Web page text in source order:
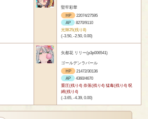
堅牢彩華
HP
22074/27595
AP
8270/9110
光輝25(残り8)
(-3.50, -2.50, 0.00)
矢都花 リリー(p3p006541)
ゴールデンラバール
HP
21472/30136
AP
4360/4670
重圧(残り4) 奈落(残り4) 猛毒(残り4) 呪
縛(残り4)
(-3.65, -4.39, 0.00)